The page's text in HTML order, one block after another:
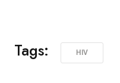
Tags: HIV